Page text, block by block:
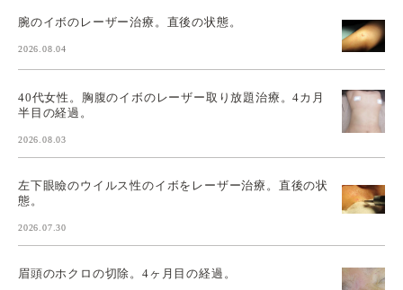
腕のイボのレーザー治療。直後の状態。
2026.08.04
40代女性。胸腹のイボのレーザー取り放題治療。4カ月
半目の経過。
2026.08.03
左下眼瞼のウイルス性のイボをレーザー治療。直後の状
態。
2026.07.30
眉頭のホクロの切除。4ヶ月目の経過。